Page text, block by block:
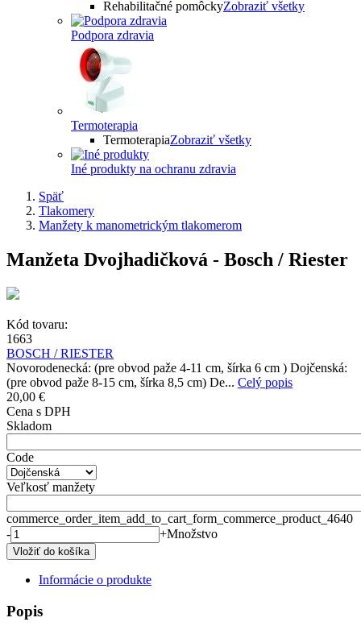
Rehabilitačné pomôckyZobraziť všetky
Podpora zdravia
Termoterapia
TermoterapiaZobraziť všetky
Iné produkty na ochranu zdravia
Späť
Tlakomery
Manžety k manometrickým tlakomerom
Manžeta Dvojhadičková - Bosch / Riester
Kód tovaru:
1663
BOSCH / RIESTER
Novorodenecká: (pre obvod paže 4-11 cm, šírka 6 cm ) Dojčenská:
(pre obvod paže 8-15 cm, šírka 8,5 cm) De... Celý popis
20,00 €
Cena s DPH
Skladom
Code
Veľkosť manžety
commerce_order_item_add_to_cart_form_commerce_product_4640
-
+Množstvo
Informácie o produkte
Popis